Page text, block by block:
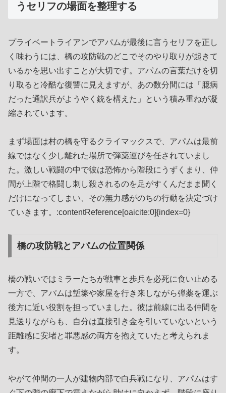
うセリフの場面を整理する
プライベートライアンでアパムが最後に言うセリフを正し
く味わうには、橋の攻防戦のどこでそのやり取りが起きて
いるかを思い出すことが大切です。アパムの言葉だけを切
り取ると冷酷な復讐に見えますが、あの数分間には「臆病
だった通訳兵がようやく銃を構えた」という積み重ねが凝
縮されています。
まず場面は村の橋を守るクライマックスで、アパムは最前
線ではなく少し離れた場所で弾薬運びを任されていまし
た。激しい戦闘の中で彼は恐怖から階段にうずくまり、仲
間が上階で格闘し刺し殺されるのを足がすくんだまま聞く
だけになってしまい、その無力感がのちの行動を決定づけ
ていきます。:contentReference[oaicite:0]{index=0}
橋の攻防戦とアパムの位置関係
橋の戦いではミラーたちが戦車と歩兵を必死に食い止める
一方で、アパムは塹壕や家屋を行き来しながら弾薬を運ぶ
後方に近い役割を担っていました。彼は前線に出る仲間を
見送りながらも、自分は直接引き金を引いていないという
距離感に安堵と罪悪感の両方を抱えていたと考えられま
す。
やがて仲間の一人が建物内部で白兵戦になり、アパムはす